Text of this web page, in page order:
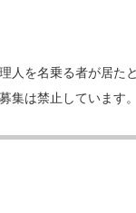
を名乗る者が居た
集は禁止しています。